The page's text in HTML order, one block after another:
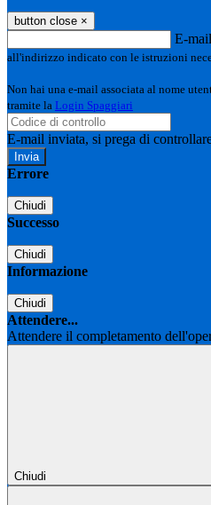
button close ×
E-mail
all'indirizzo indicato con le istruzioni
Non hai una e-mail associata al nome
tramite la Login Spaggiari
E-mail inviata, si prega di
Errore
Chiudi
Successo
Chiudi
Informazione
Chiudi
Attendere...
Attendere il completamento
Chiudi